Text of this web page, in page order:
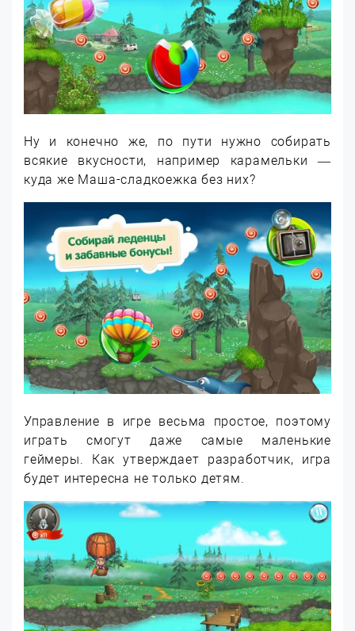
Ну и конечно же, по пути нужно собирать
всякие вкусности, например карамельки —
куда же Маша-сладкоежка без них?
Управление в игре весьма простое, поэтому
играть смогут даже самые маленькие
геймеры. Как утверждает разработчик, игра
будет интересна не только детям.